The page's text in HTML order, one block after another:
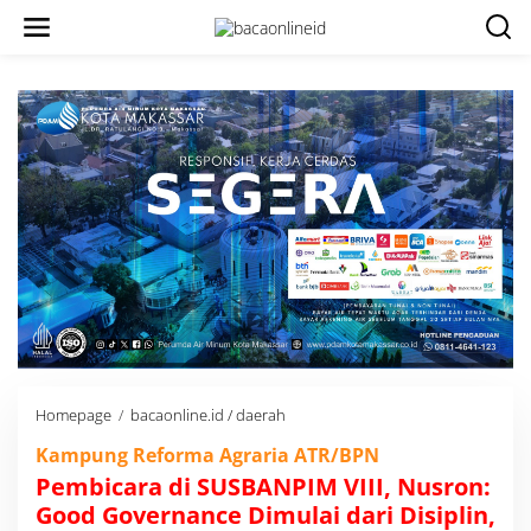
Homepage / bacaonline.id / daerah
m
b
i
c
Kampung Reforma Agraria ATR/BPN
Pembicara di SUSBANPIM VIII, Nusron:
Good Governance Dimulai dari Disiplin,